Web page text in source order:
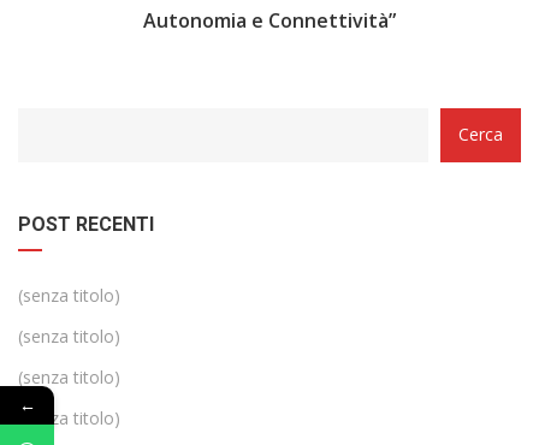
Autonomia e Connettività”
Cerca
POST RECENTI
(senza titolo)
(senza titolo)
(senza titolo)
(senza titolo)
←